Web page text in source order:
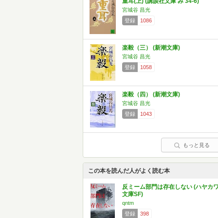
宮城谷 昌光
登録
1086
楽毅（三） (新潮文庫)
宮城谷 昌光
登録
1058
楽毅（四） (新潮文庫)
宮城谷 昌光
登録
1043
もっと見る
この本を読んだ人がよく読む本
反ミーム部門は存在しない (ハヤカ
文庫SF)
qntm
登録
398